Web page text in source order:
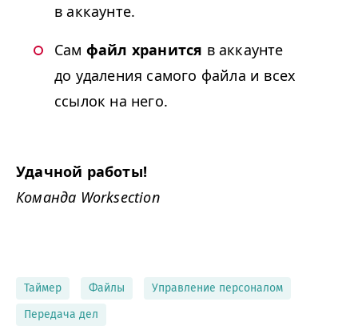
в аккаунте.
Сам файл хранится в аккаунте
до удаления самого файла и всех
ссылок на него.
Удачной работы!
Команда Worksection
Таймер Файлы
Управление персоналом
Передача дел